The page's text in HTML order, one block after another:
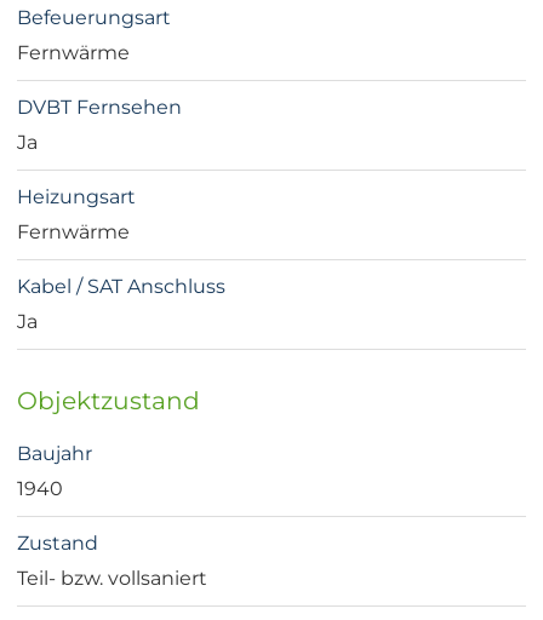
Befeuerungsart
Fernwärme
DVBT Fernsehen
Ja
Heizungsart
Fernwärme
Kabel / SAT Anschluss
Ja
Objektzustand
Baujahr
1940
Zustand
Teil- bzw. vollsaniert